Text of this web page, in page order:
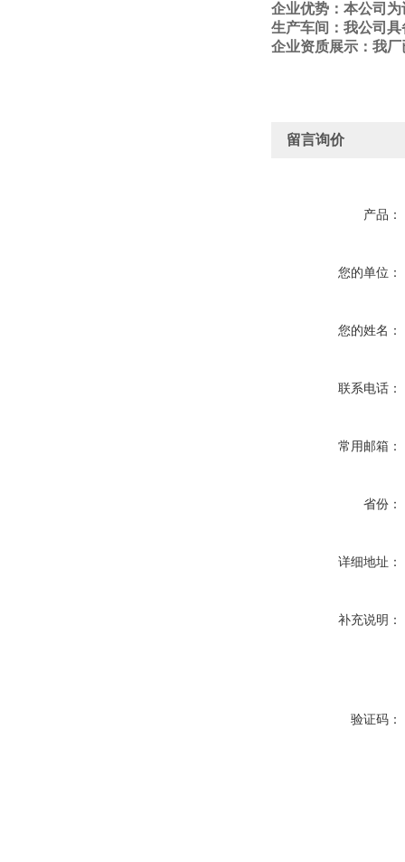
企业优势：本公司
生产车间：我公司具
企业资质展示：我厂
留言询价
产品：
您的单位：
您的姓名：
联系电话：
常用邮箱：
省份：
详细地址：
补充说明：
验证码：